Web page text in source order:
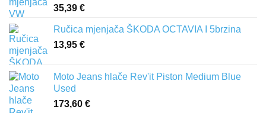
35,39 €
Ručica mjenjača ŠKODA OCTAVIA I 5brzina
13,95 €
Moto Jeans hlače Rev'it Piston Medium Blue
Used
173,60 €